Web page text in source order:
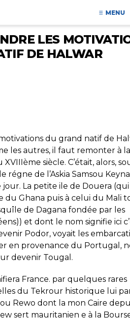
MENU
LES
DE HALWAR
du grand natif de
les autres, il faut remonter à la
siècle. C’était, alors,
régne de l’Askia Samsou
jour. La petite ile de Douera (qui
du Ghana puis à celui du Mali
de Dagana fondée par les
et dont le nom signifie ici
Podor, voyait les
en provenance du Portugal,
devenir Tougal.
France. par quelques rares
du Tekrour historique lui
Rewo dont la mon Caire
sert mauritanien e à la